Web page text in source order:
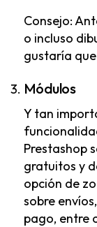
Consejo:
o incluso
gustaría
Módulos
Y tan
Prestashop
gratuitos y
opción de
sobre
pago, entre